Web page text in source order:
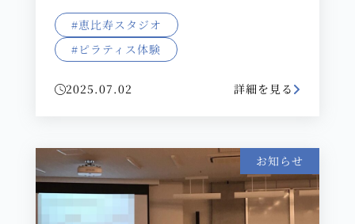
#恵比寿スタジオ
#ピラティス体験
2025.07.02 詳細を見る
お知らせ